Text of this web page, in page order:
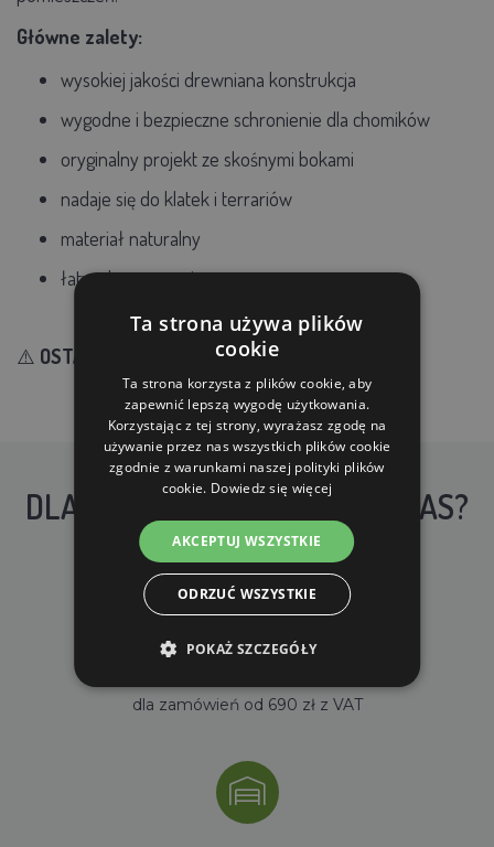
Główne zalety:
wysokiej jakości drewniana konstrukcja
wygodne i bezpieczne schronienie dla chomików
oryginalny projekt ze skośnymi bokami
nadaje się do klatek i terrariów
materiał naturalny
łatwa konserwacja
⚠️ OSTATNIE SZTUKI W MAGAZYNIE
DLACZEGO WARTO KUPIĆ U NAS?
dla zamówień od 690 zł z VAT
Ta strona używa plików
cookie
Ta strona korzysta z plików cookie, aby
zapewnić lepszą wygodę użytkowania.
Korzystając z tej strony, wyrażasz zgodę na
używanie przez nas wszystkich plików cookie
zgodnie z warunkami naszej polityki plików
cookie. Dowiedz się więcej
AKCEPTUJ WSZYSTKIE
ODRZUĆ WSZYSTKIE
POKAŻ SZCZEGÓŁY